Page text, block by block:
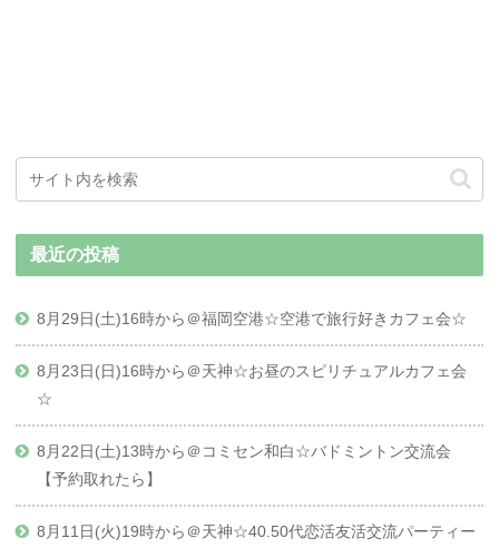
最近の投稿
8月29日(土)16時から＠福岡空港☆空港で旅行好きカフェ会☆
8月23日(日)16時から＠天神☆お昼のスピリチュアルカフェ会
☆
8月22日(土)13時から＠コミセン和白☆バドミントン交流会
【予約取れたら】
8月11日(火)19時から＠天神☆40.50代恋活友活交流パーティー